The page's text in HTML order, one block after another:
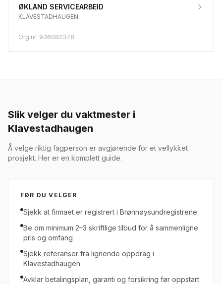
ØKLAND SERVICEARBEID
KLAVESTADHAUGEN
Org.nr: 936082378
Slik velger du vaktmester i
Klavestadhaugen
Å velge riktig fagperson er avgjørende for et vellykket
prosjekt. Her er en komplett guide.
FØR DU VELGER
Sjekk at firmaet er registrert i Brønnøysundregistrene
Be om minimum 2–3 skriftlige tilbud for å sammenligne
pris og omfang
Sjekk referanser fra lignende oppdrag i
Klavestadhaugen
Avklar betalingsplan, garanti og forsikring før oppstart